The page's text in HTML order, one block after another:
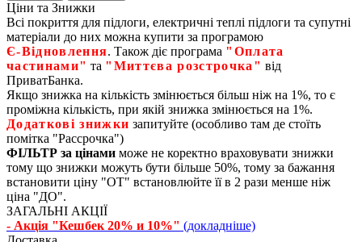
Ціни та Знижки
Всі покриття для підлоги, електричні теплі підлоги та супутні
матеріали до них можна купити за програмою
Є‑Відновлення. Також діє програма "Оплата
частинами" та "Миттєва розстрочка" від
ПриватБанка.
Якщо знижка на кількість змінюється більш ніж на 1%, то є
проміжна кількість, при якій знижка змінюється на 1%.
Додаткові знижки запитуйте (особливо там де стоїть
помітка "Рассрочка")
ФІЛЬТР за цінами може не коректно враховувати знижки
тому що знижки можуть бути більше 50%, тому за бажання
встановити ціну "ОТ" встановлюйте її в 2 рази менше ніж
ціна "ДО".
ЗАГАЛЬНІ АКЦІЇ
- Акція "Кешбек 20% и 10%" (докладніше)